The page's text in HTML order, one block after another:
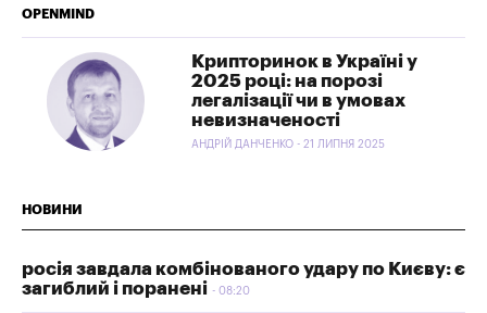
OPENMIND
Крипторинок в Україні у
2025 році: на порозі
легалізації чи в умовах
невизначеності
АНДРІЙ ДАНЧЕНКО - 21 ЛИПНЯ 2025
НОВИНИ
росія завдала комбінованого удару по Києву: є
загиблий і поранені
08:20